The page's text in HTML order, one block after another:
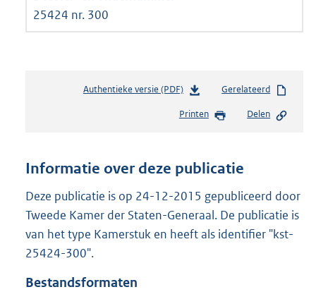
25424 nr. 300
Authentieke versie (PDF)b
s
n
s
r
o
Gerelateerd
Printen Delen
Informatie over deze publicatie
Deze publicatie is op 24-12-2015 gepubliceerd door
Tweede Kamer der Staten-Generaal. De publicatie is
van het type Kamerstuk en heeft als identifier "kst-
25424-300".
Bestandsformaten